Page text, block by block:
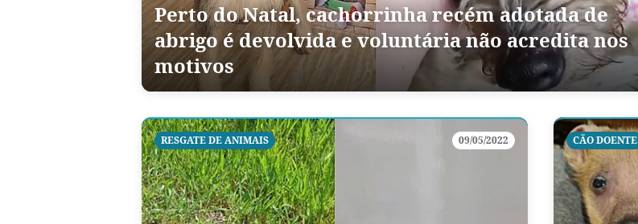
Perto do Natal, cachorrinha recém adotada de
abrigo é devolvida e voluntária não acredita nos
motivos
RESGATE DE ANIMAIS 09/05/2022 CÃO DOENTE